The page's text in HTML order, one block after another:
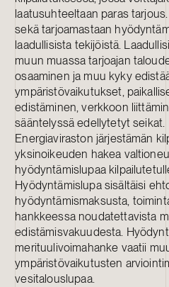
laatusuhteeltaan paras
sekä tarjoamastaan
laadullisista tekijöistä.
muun muassa tarjoajan
osaaminen ja muu kyky
ympäristövaikutukset,
edistäminen, verkkoon
sääntelyssä edellytetyt seikat.
Energiaviraston järjestämän
yksinoikeuden hakea
hyödyntämislupaa
Hyödyntämislupa sisältäisi
hyödyntämismaksusta,
hankkeessa noudatettavista
edistämisvakuudesta.
merituulivoimahanke vaatii
ympäristövaikutusten
vesitalouslupaa.